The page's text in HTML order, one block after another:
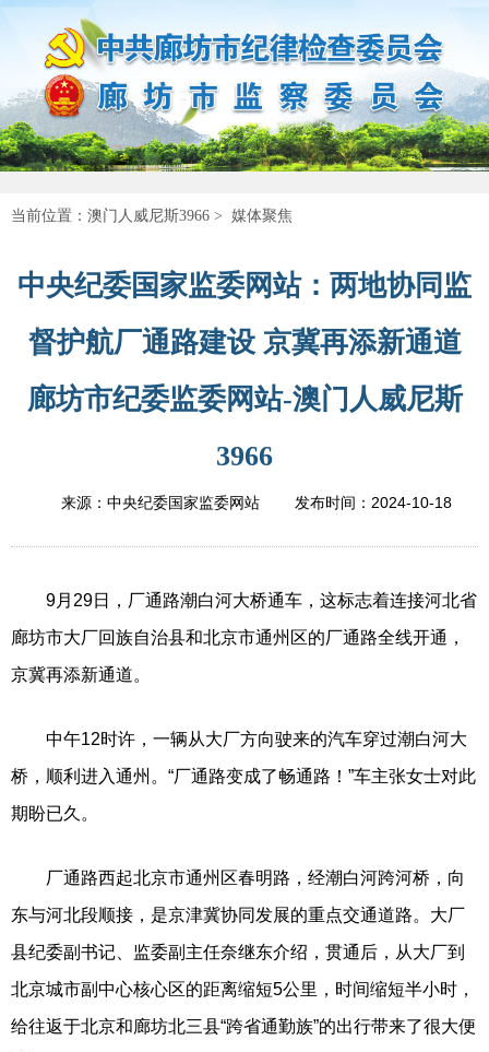
当前位置： 澳门人威尼斯3966 > 媒体聚焦
中央纪委国家监委网站：两地协同监
督护航厂通路建设 京冀再添新通道
廊坊市纪委监委网站-澳门人威尼斯
3966
来源：中央纪委国家监委网站 发布时间： 2024-10-18
9月29日，厂通路潮白河大桥通车，这标志着连接河北省
廊坊市大厂回族自治县和北京市通州区的厂通路全线开通，
京冀再添新通道。
中午12时许，一辆从大厂方向驶来的汽车穿过潮白河大
桥，顺利进入通州。“厂通路变成了畅通路！”车主张女士对此
期盼已久。
厂通路西起北京市通州区春明路，经潮白河跨河桥，向
东与河北段顺接，是京津冀协同发展的重点交通道路。大厂
县纪委副书记、监委副主任奈继东介绍，贯通后，从大厂到
北京城市副中心核心区的距离缩短5公里，时间缩短半小时，
给往返于北京和廊坊北三县“跨省通勤族”的出行带来了很大便